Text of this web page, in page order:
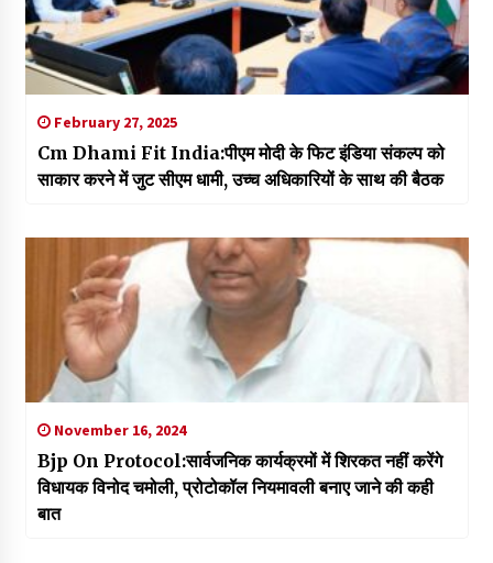
February 27, 2025
Cm Dhami Fit India:पीएम मोदी के फिट इंडिया संकल्प को
साकार करने में जुट सीएम धामी, उच्च अधिकारियों के साथ की बैठक
November 16, 2024
Bjp On Protocol:सार्वजनिक कार्यक्रमों में शिरकत नहीं करेंगे
विधायक विनोद चमोली, प्रोटोकॉल नियमावली बनाए जाने की कही
बात